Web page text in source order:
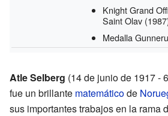
Knight Grand
Saint Olav
Medalla
Atle Selberg (14 de junio de 1917 -
fue un brillante matemáticode
sus importantes trabajos en la rama